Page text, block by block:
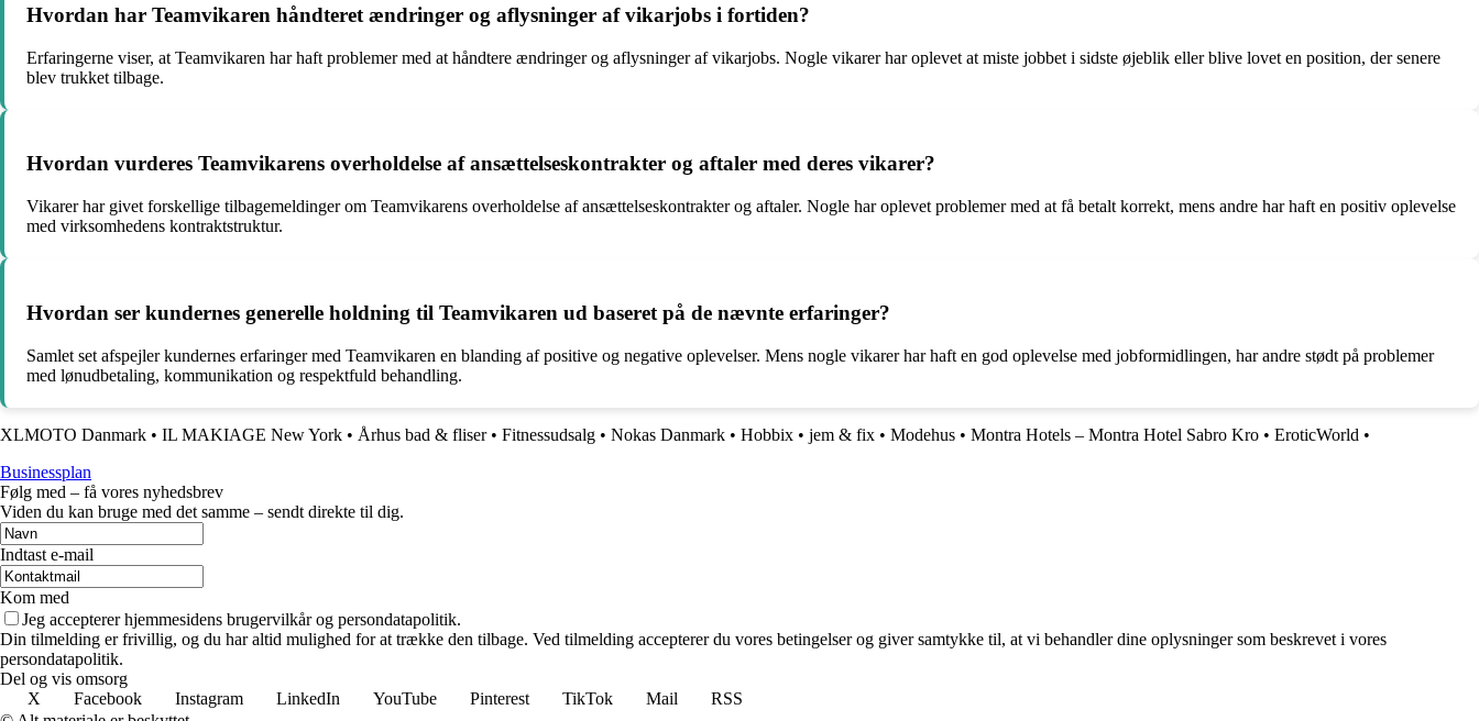
Hvordan har Teamvikaren håndteret ændringer og aflysninger af vikarjobs i fortiden?
Erfaringerne viser, at Teamvikaren har haft problemer med at håndtere ændringer og aflysninger af vikarjobs. Nogle vikarer har oplevet at miste jobbet i sidste øjeblik eller blive lovet en position, der senere
blev trukket tilbage.
Hvordan vurderes Teamvikarens overholdelse af ansættelseskontrakter og aftaler med deres vikarer?
Vikarer har givet forskellige tilbagemeldinger om Teamvikarens overholdelse af ansættelseskontrakter og aftaler. Nogle har oplevet problemer med at få betalt korrekt, mens andre har haft en positiv oplevelse
med virksomhedens kontraktstruktur.
Hvordan ser kundernes generelle holdning til Teamvikaren ud baseret på de nævnte erfaringer?
Samlet set afspejler kundernes erfaringer med Teamvikaren en blanding af positive og negative oplevelser. Mens nogle vikarer har haft en god oplevelse med jobformidlingen, har andre stødt på problemer
med lønudbetaling, kommunikation og respektfuld behandling.
XLMOTO Danmark • IL MAKIAGE New York • Århus bad & fliser• Fitnessudsalg • Nokas Danmark • Hobbix • jem & fix • Modehus • Montra Hotels – Montra Hotel Sabro Kro • EroticWorld •
Businessplan
Følg med – få vores nyhedsbrev
Viden du kan bruge med det samme – sendt direkte til dig.
Indtast e-mail
Kom med
Jeg accepterer hjemmesidens brugervilkår og persondatapolitik.
Din tilmelding er frivillig, og du har altid mulighed for at trække den tilbage. Ved tilmelding accepterer du vores betingelser og giver samtykke til, at vi behandler dine oplysninger som beskrevet i vores
persondatapolitik.
Del og vis omsorg
X
Facebook Instagram LinkedIn YouTube Pinterest TikTok Mail
RSS